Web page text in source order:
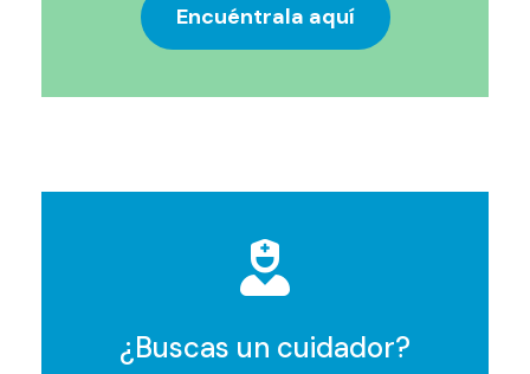
Encuéntrala aquí
¿Buscas un cuidador?